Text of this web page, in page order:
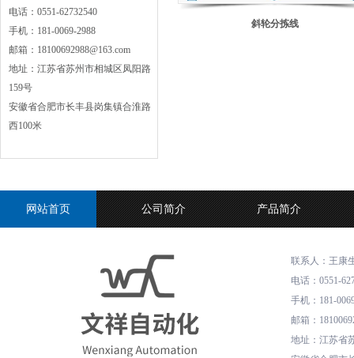
电话 ： 0551-62732540
手机 ： 181-0069-2988
邮箱 ： 18100692988@163.com
地址 ： 江苏省苏州市相城区凤阳路
159号
安徽省合肥市长丰县岗集镇合淮路
西100米
斜轮分拣线
网站首页 公司简介 产品简介
联系人：王康
电话 ： 0551-
手机 ： 181-
邮箱 ：
地址 ： 江苏省